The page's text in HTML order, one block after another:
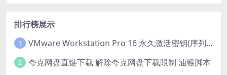
排行榜展示
1 VMware Workstation Pro 16 永久激活密钥(序列号)
2 夸克网盘直链下载 解除夸克网盘下载限制 油猴脚本